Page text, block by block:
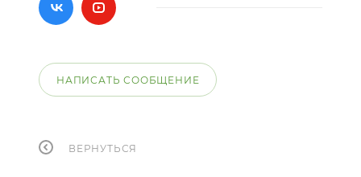
НАПИСАТЬ СООБЩЕНИЕ
ВЕРНУТЬСЯ